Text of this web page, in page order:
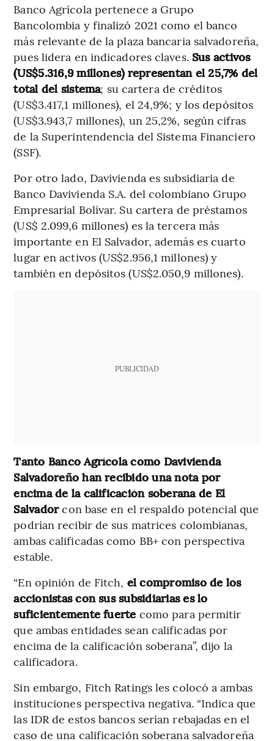
Banco Agrícola pertenece a Grupo
Bancolombia y finalizó 2021 como el banco
más relevante de la plaza bancaria salvadoreña,
pues lidera en indicadores claves. Sus activos
(US$5.316,9 millones) representan el 25,7% del
total del sistema; su cartera de créditos
(US$3.417,1 millones), el 24,9%; y los depósitos
(US$3.943,7 millones), un 25,2%, según cifras
de la Superintendencia del Sistema Financiero
(SSF).
Por otro lado, Davivienda es subsidiaria de
Banco Davivienda S.A. del colombiano Grupo
Empresarial Bolívar. Su cartera de préstamos
(US$ 2.099,6 millones) es la tercera más
importante en El Salvador, además es cuarto
lugar en activos (US$2.956,1 millones) y
también en depósitos (US$2.050,9 millones).
PUBLICIDAD
Tanto Banco Agrícola como Davivienda
Salvadoreño han recibido una nota por
encima de la calificación soberana de El
Salvadorcon base en el respaldo potencial que
podrían recibir de sus matrices colombianas,
ambas calificadas como BB+ con perspectiva
estable.
“En opinión de Fitch, el compromiso de los
accionistas con sus subsidiarias es lo
suficientemente fuerte como para permitir
que ambas entidades sean calificadas por
encima de la calificación soberana”, dijo la
calificadora.
Sin embargo, Fitch Ratings les colocó a ambas
instituciones perspectiva negativa. “Indica que
las IDR de estos bancos serían rebajadas en el
caso de una calificación soberana salvadoreña